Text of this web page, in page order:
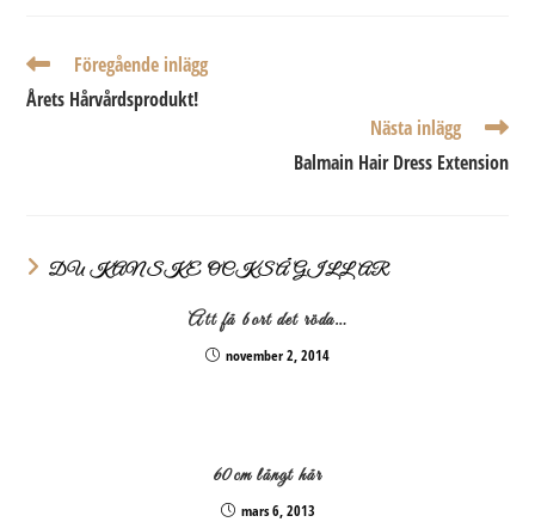
Läs
fler
artiklar
Föregående inlägg
Årets Hårvårdsprodukt!
Nästa inlägg
Balmain Hair Dress Extension
DU KANSKE OCKSÅ GILLAR
Att få bort det röda…
november 2, 2014
60cm långt hår
mars 6, 2013